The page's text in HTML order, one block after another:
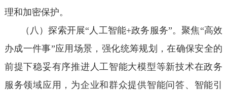
理和加密保护。
（八）探索开展“人工智能+政务服务”。聚焦“高效
办成一件事”应用场景，强化统筹规划，在确保安全的
前提下稳妥有序推进人工智能大模型等新技术在政务
服务领域应用，为企业和群众提供智能问答、智能引